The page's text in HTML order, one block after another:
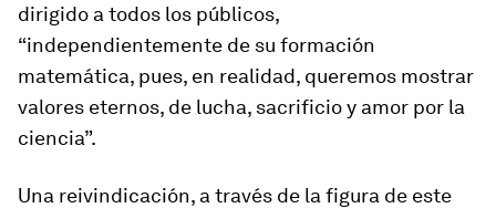
dirigido a todos los públicos,
“independientemente de su formación
matemática, pues, en realidad, queremos mostrar
valores eternos, de lucha, sacrificio y amor por la
ciencia”.
Una reivindicación, a través de la figura de este